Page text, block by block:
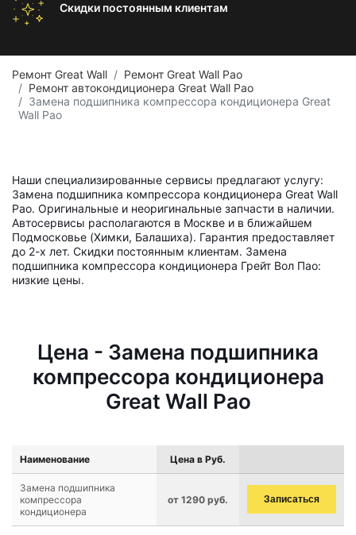
Скидки постоянным клиентам
Ремонт Great Wall
Ремонт Great Wall Pao
Ремонт автокондиционера Great Wall Pao
Замена подшипника компрессора кондиционера Great
Wall Pao
Наши специализированные сервисы предлагают услугу:
Замена подшипника компрессора кондиционера Great Wall
Pao. Оригинальные и неоригинальные запчасти в наличии.
Автосервисы располагаются в Москве и в ближайшем
Подмосковье (Химки, Балашиха). Гарантия предоставляет
до 2-х лет. Скидки постоянным клиентам. Замена
подшипника компрессора кондиционера Грейт Вол Пао:
низкие цены.
Цена - Замена подшипника
компрессора кондиционера
Great Wall Pao
Наименование Цена в Руб.
Замена подшипника
компрессора
кондиционера
от 1290 руб. Записаться